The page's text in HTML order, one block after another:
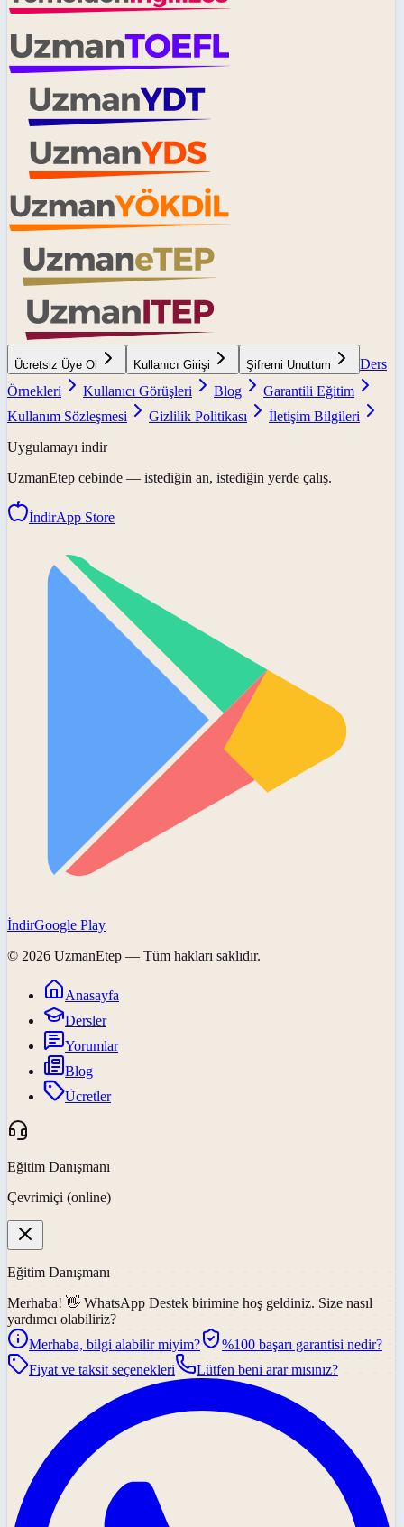
Ücretsiz Üye Ol Kullanıcı Girişi Şifremi Unuttum
Ders
Örnekleri
Kullanıcı Görüşleri Blog
Garantili Eğitim
Kullanım Sözleşmesi
Gizlilik Politikası
İletişim Bilgileri
Uygulamayı indir
UzmanEtep cebinde — istediğin an, istediğin yerde çalış.
İndirApp Store
İndirGoogle Play
© 2026 UzmanEtep — Tüm hakları saklıdır.
Anasayfa
Dersler
Yorumlar
Blog
Ücretler
Eğitim Danışmanı
Çevrimiçi (online)
Eğitim Danışmanı
Merhaba! 👋 WhatsApp Destek birimine hoş geldiniz. Size nasıl
yardımcı olabiliriz?
Merhaba, bilgi alabilir miyim?
%100 başarı garantisi nedir?
Fiyat ve taksit seçenekleri
Lütfen beni arar mısınız?